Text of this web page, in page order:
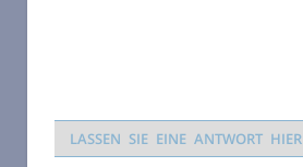
LASSEN SIE EINE ANTWORT HIER